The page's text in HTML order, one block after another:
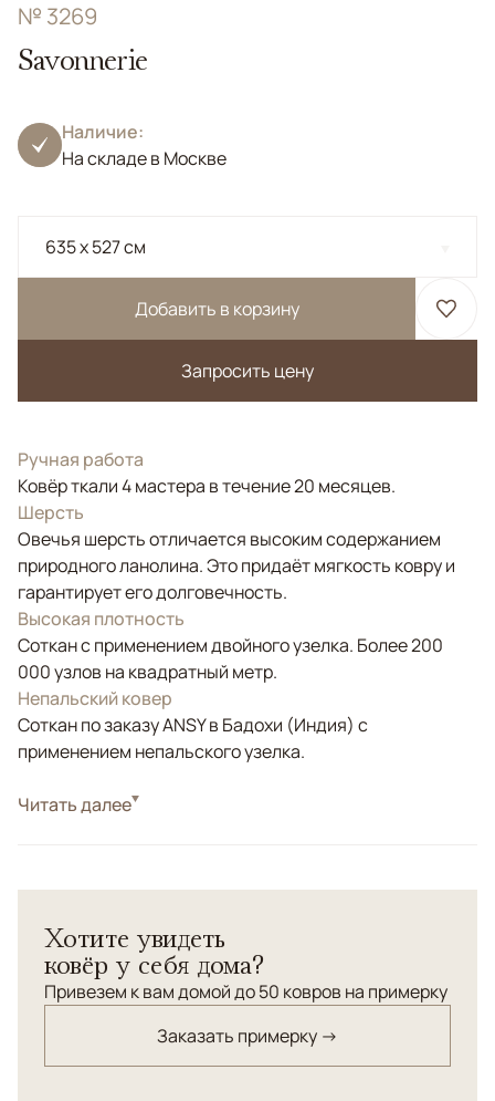
№ 3269
Savonnerie
Наличие:
На складе в Москве
635 x 527 см
Добавить в корзину
Запросить цену
Ручная работа
Ковёр ткали 4 мастера в течение 20 месяцев.
Шерсть
Овечья шерсть отличается высоким содержанием
природного ланолина. Это придаёт мягкость ковру и
гарантирует его долговечность.
Высокая плотность
Соткан с применением двойного узелка. Более 200
000 узлов на квадратный метр.
Непальский ковер
Соткан по заказу ANSY в Бадохи (Индия) с
применением непальского узелка.
СтильКлассические
УзорыРастительный, Геометрический
Читать далее
Хотите увидеть
ковёр у себя дома?
Привезем к вам домой до 50 ковров на примерку
Заказать примерку →